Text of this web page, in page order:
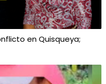
en Quisqueya;